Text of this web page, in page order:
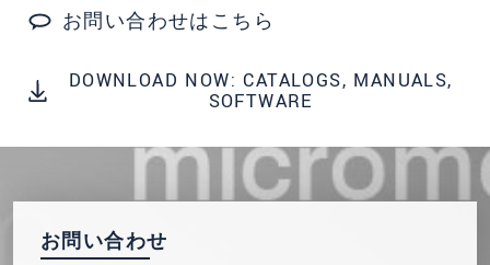
お問い合わせはこちら
DOWNLOAD NOW: CATALOGS, MANUALS,
SOFTWARE
お問い合わせ
直接訪問してほしい
* 必須フィールド。
私たちはお客様の個人情報を内密に扱います。
をお読みください。.